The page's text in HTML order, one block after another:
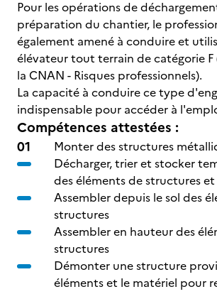
Pour les opérations de
préparation du chantier, le
également amené à conduire et
élévateur tout terrain de catégorie F
la CNAN - Risques professionnels).
La capacité à conduire ce type
indispensable pour accéder à
Compétences attestées :
Monter des structures
Décharger, trier et stocker
des éléments de structures
Assembler depuis le sol des
structures
Assembler en hauteur des
structures
Démonter une structure
éléments et le matériel pour